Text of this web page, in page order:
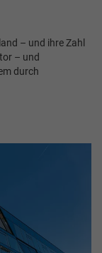
– und ihre Zahl
– und
durch